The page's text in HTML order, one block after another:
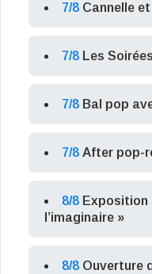
7/8 Cannelle
7/8 Les
7/8 Bal pop
7/8 After pop-
8/8 Exposition
l’imaginaire »
8/8 Ouverture